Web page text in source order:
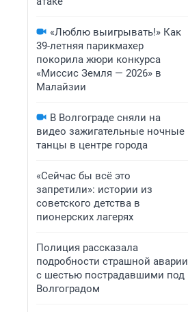
«Люблю выигрывать!» Как
39-летняя парикмахер
покорила жюри конкурса
«Миссис Земля — 2026» в
Малайзии
В Волгограде сняли на
видео зажигательные ночные
танцы в центре города
«Сейчас бы всё это
запретили»: истории из
советского детства в
пионерских лагерях
Полиция рассказала
подробности страшной аварии
с шестью пострадавшими под
Волгоградом